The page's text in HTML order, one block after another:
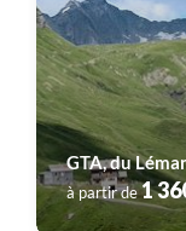
Voyage
Sud-Ouest
à partir de1